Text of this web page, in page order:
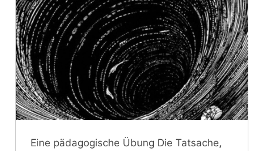
Eine pädagogische Übung Die Tatsache,